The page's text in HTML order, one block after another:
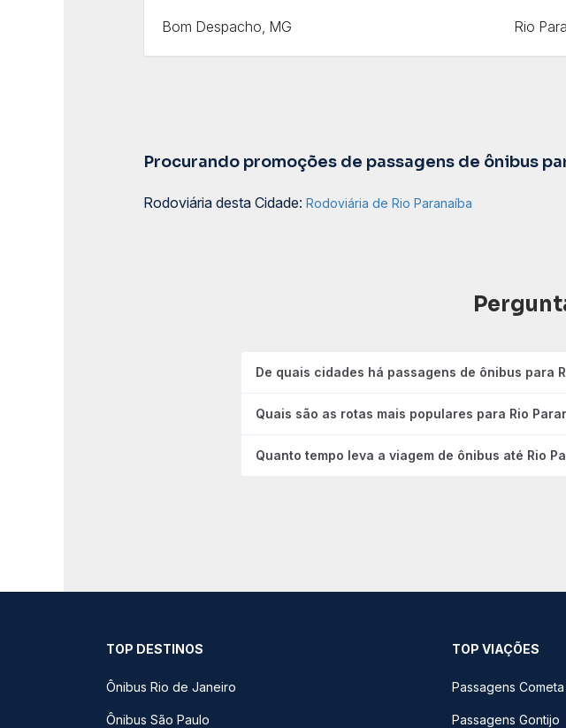
Bom Despacho, MG Rio
Procurando promoções de passagens de ônibus
Rodoviária desta Cidade: Rodoviária de Rio Paranaíba
De quais cidades há passagens de ônibus para
Quais são as rotas mais populares para Rio
Quanto tempo leva a viagem de ônibus até Rio
TOP DESTINOS
Ônibus Rio de Janeiro
Ônibus São Paulo
TOP VIAÇÕES
Passagens Cometa
Passagens Gontijo